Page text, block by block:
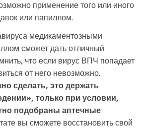
применение того или иного
или папиллом.
медикаментозными
сможет дать отличный
что если вирус ВПЧ попадает
от него невозможно.
сделать, это держать
только при условии,
подобраны аптечные
вы сможете восстановить свой